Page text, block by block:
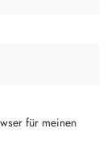
für meinen